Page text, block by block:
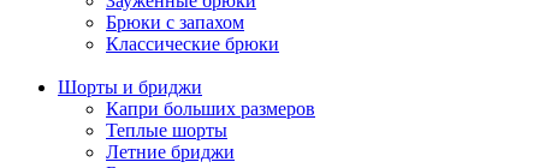
Брюки с запахом
Классические брюки
Шорты и бриджи
Капри больших размеров
Теплые шорты
Летние бриджи